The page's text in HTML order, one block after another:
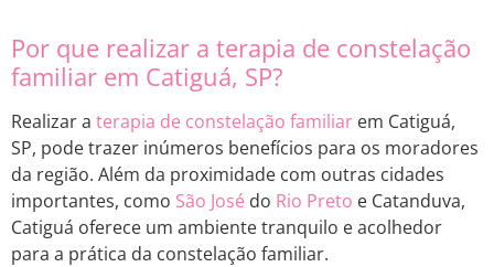
Por que realizar a terapia de constelação
familiar em Catiguá, SP?
Realizar a terapia de constelação familiar em Catiguá,
SP, pode trazer inúmeros benefícios para os moradores
da região. Além da proximidade com outras cidades
importantes, como São José do Rio Preto e Catanduva,
Catiguá oferece um ambiente tranquilo e acolhedor
para a prática da constelação familiar.